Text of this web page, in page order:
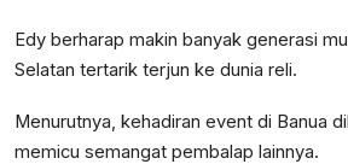
Edy berharap makin banyak generasi
Selatan tertarik terjun ke dunia reli.
Menurutnya, kehadiran event di Banua
memicu semangat pembalap lainnya.